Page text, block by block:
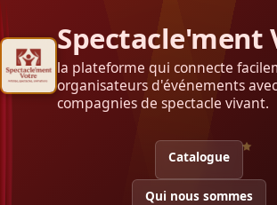
Spectacle'ment
la plateforme qui connecte
organisateurs d'événements
compagnies de spectacle vivant.
Catalogue
Qui nous sommes